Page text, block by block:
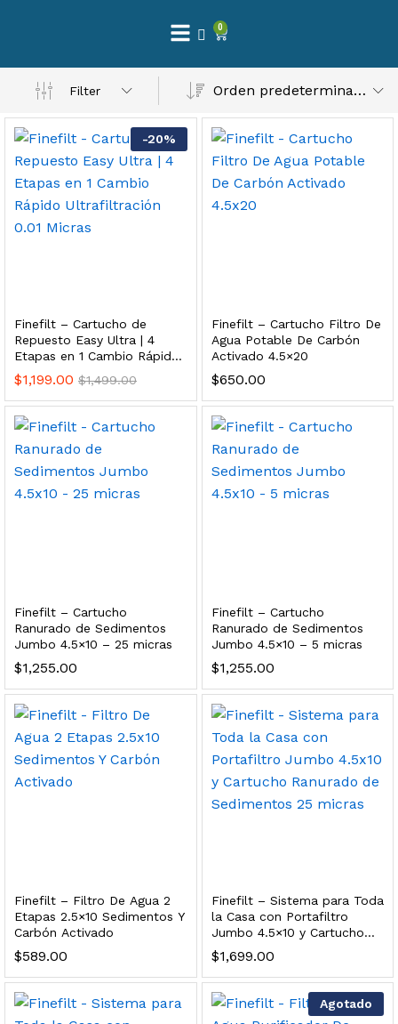
0
Filter Orden predeterminado
-20%
Finefilt – Cartucho de
Repuesto Easy Ultra | 4
Etapas en 1 Cambio Rápido
Ultrafiltración 0.01 Micras
$1,199.00 $1,499.00
Finefilt – Cartucho Filtro De
Agua Potable De Carbón
Activado 4.5×20
$650.00
Finefilt – Cartucho
Ranurado de Sedimentos
Jumbo 4.5×10 – 25 micras
$1,255.00
Finefilt – Cartucho
Ranurado de Sedimentos
Jumbo 4.5×10 – 5 micras
$1,255.00
Finefilt – Filtro De Agua 2
Etapas 2.5×10 Sedimentos Y
Carbón Activado
$589.00
Finefilt – Sistema para Toda
la Casa con Portafiltro
Jumbo 4.5×10 y Cartucho
Ranurado de Sedimentos 25
micras
$1,699.00
Agotado
– Máxima Calidad En Filtración
3,900.00
al carrito
al carrito
Esterilizador UV 25 Watts 4 Pines
999.00
al carrito
2,899.00
de Agua | Repuesto (con Polifosfatos)
3,699.00
SS304 Natural Cepillado | Agua Purificada
699.00
al carrito